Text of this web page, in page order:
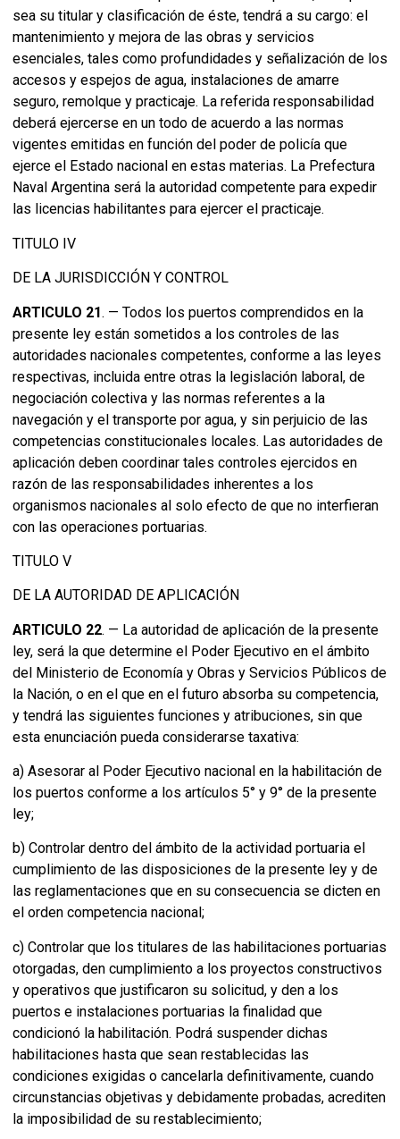
sea su titular y clasificación de éste, tendrá a su cargo: el
mantenimiento y mejora de las obras y servicios
esenciales, tales como profundidades y señalización de los
accesos y espejos de agua, instalaciones de amarre
seguro, remolque y practicaje. La referida responsabilidad
deberá ejercerse en un todo de acuerdo a las normas
vigentes emitidas en función del poder de policía que
ejerce el Estado nacional en estas materias. La Prefectura
Naval Argentina será la autoridad competente para expedir
las licencias habilitantes para ejercer el practicaje.
TITULO IV
DE LA JURISDICCIÓN Y CONTROL
ARTICULO 21. — Todos los puertos comprendidos en la
presente ley están sometidos a los controles de las
autoridades nacionales competentes, conforme a las leyes
respectivas, incluida entre otras la legislación laboral, de
negociación colectiva y las normas referentes a la
navegación y el transporte por agua, y sin perjuicio de las
competencias constitucionales locales. Las autoridades de
aplicación deben coordinar tales controles ejercidos en
razón de las responsabilidades inherentes a los
organismos nacionales al solo efecto de que no interfieran
con las operaciones portuarias.
TITULO V
DE LA AUTORIDAD DE APLICACIÓN
ARTICULO 22. — La autoridad de aplicación de la presente
ley, será la que determine el Poder Ejecutivo en el ámbito
del Ministerio de Economía y Obras y Servicios Públicos de
la Nación, o en el que en el futuro absorba su competencia,
y tendrá las siguientes funciones y atribuciones, sin que
esta enunciación pueda considerarse taxativa:
a) Asesorar al Poder Ejecutivo nacional en la habilitación de
los puertos conforme a los artículos 5° y 9° de la presente
ley;
b) Controlar dentro del ámbito de la actividad portuaria el
cumplimiento de las disposiciones de la presente ley y de
las reglamentaciones que en su consecuencia se dicten en
el orden competencia nacional;
c) Controlar que los titulares de las habilitaciones portuarias
otorgadas, den cumplimiento a los proyectos constructivos
y operativos que justificaron su solicitud, y den a los
puertos e instalaciones portuarias la finalidad que
condicionó la habilitación. Podrá suspender dichas
habilitaciones hasta que sean restablecidas las
condiciones exigidas o cancelarla definitivamente, cuando
circunstancias objetivas y debidamente probadas, acrediten
la imposibilidad de su restablecimiento;